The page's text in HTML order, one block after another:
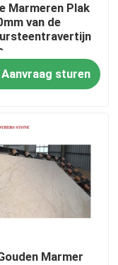
Marmeren Plak
van de
Aanvraag sturen
Marmer